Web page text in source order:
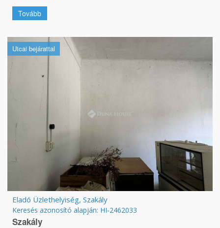
Tovább
Utcai bejárattal
Eladó Üzlethelyiség, Szakály
Keresés azonosító alapján: HI-2462033
Szakály